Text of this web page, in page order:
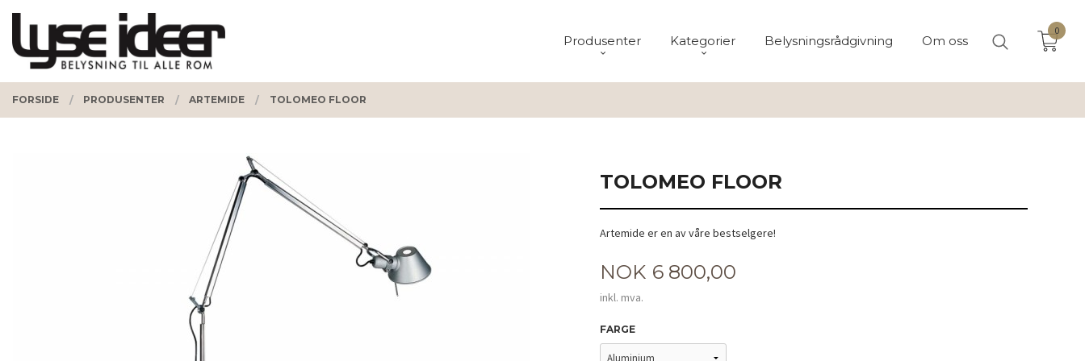
Gå
innholdet
PRODUKTER
Produsenter Kategorier Belysningsrådgivning Om oss
0
FORSIDE PRODUSENTER ARTEMIDE TOLOMEO FLOOR
TOLOMEO FLOOR
Artemide er en av våre bestselgere!
Pris
NOK 6 800,00
inkl. mva.
FARGE